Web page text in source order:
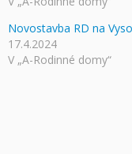
Novostavba RD na
17.4.2024
V „A-Rodinné domy“